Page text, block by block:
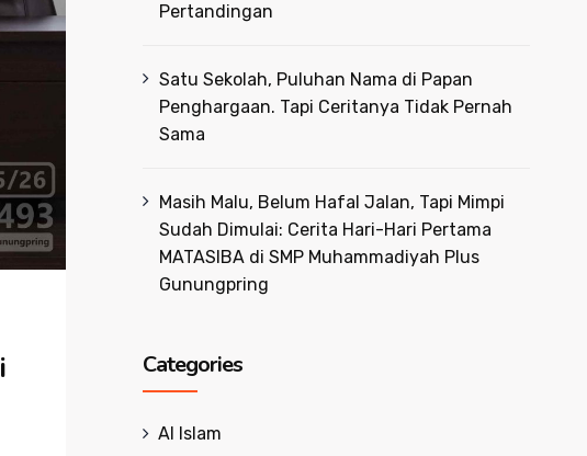
Pertandingan
Satu Sekolah, Puluhan Nama di Papan
Penghargaan. Tapi Ceritanya Tidak Pernah
Sama
Masih Malu, Belum Hafal Jalan, Tapi Mimpi
Sudah Dimulai: Cerita Hari-Hari Pertama
MATASIBA di SMP Muhammadiyah Plus
Gunungpring
Categories
Al Islam